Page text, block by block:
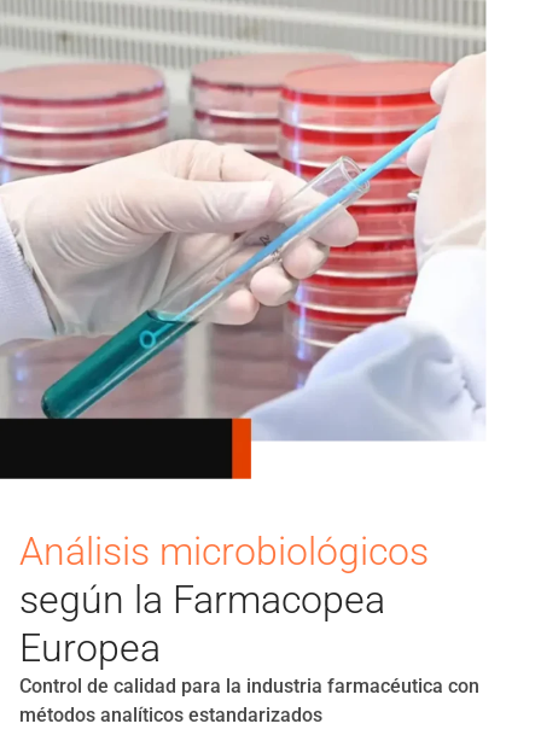
Análisis microbiológicos
según la Farmacopea
Europea
Control de calidad para la industria farmacéutica con
métodos analíticos estandarizados